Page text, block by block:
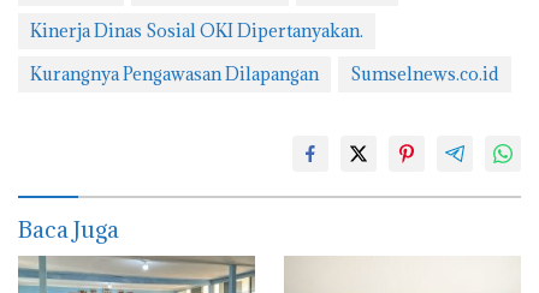
Kinerja Dinas Sosial OKI Dipertanyakan.
Kurangnya Pengawasan Dilapangan
Sumselnews.co.id
Baca Juga